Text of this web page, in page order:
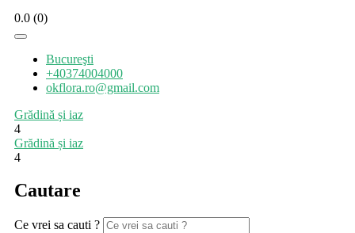
0.0 (0)
Bucureşti
+40374004000
okflora.ro@gmail.com
Grădină și iaz
4
Grădină și iaz
4
Cautare
Ce vrei sa cauti ?